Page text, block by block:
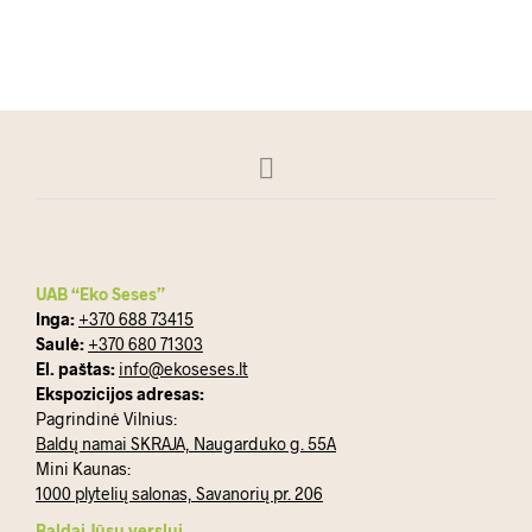
UAB “Eko Seses”
Inga: +370 688 73415
Saulė: +370 680 71303
El. paštas: info@ekoseses.lt
Ekspozicijos adresas:
Pagrindinė Vilnius:
Baldų namai SKRAJA, Naugarduko g. 55A
Mini Kaunas:
1000 plytelių salonas, Savanorių pr. 206